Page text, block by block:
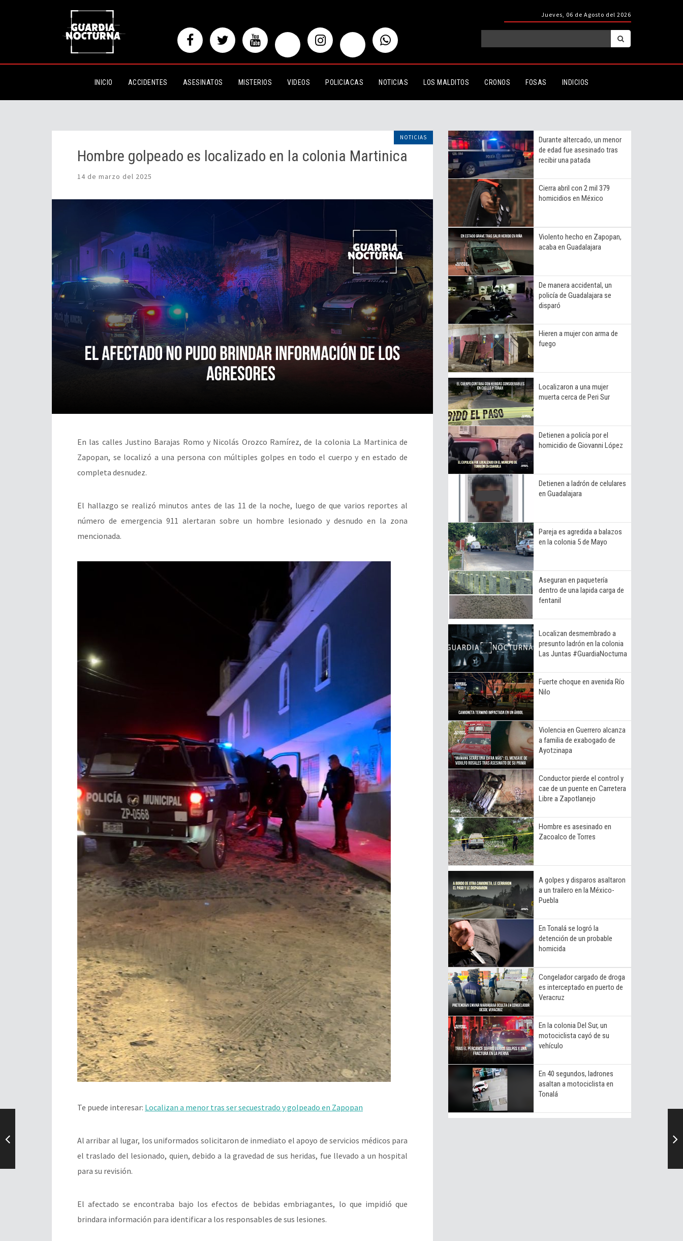
Jueves, 06 de Agosto del 2026
INICIO ACCIDENTES ASESINATOS MISTERIOS VIDEOS POLICIACAS NOTICIAS LOS MALDITOS CRONOS FOSAS INDICIOS
Hombre golpeado es localizado en la colonia Martinica
NOTICIAS
Hombre golpeado es localizado en la colonia Martinica
14 de marzo del 2025
En las calles Justino Barajas Romo y Nicolás Orozco Ramírez, de la colonia La Martinica de
Zapopan, se localizó a una persona con múltiples golpes en todo el cuerpo y en estado de
completa desnudez.
El hallazgo se realizó minutos antes de las 11 de la noche, luego de que varios reportes al
número de emergencia 911 alertaran sobre un hombre lesionado y desnudo en la zona
mencionada.
Te puede interesar: Localizan a menor tras ser secuestrado y golpeado en Zapopan
Al arribar al lugar, los uniformados solicitaron de inmediato el apoyo de servicios médicos para
el traslado del lesionado, quien, debido a la gravedad de sus heridas, fue llevado a un hospital
para su revisión.
El afectado se encontraba bajo los efectos de bebidas embriagantes, lo que impidió que
brindara información para identificar a los responsables de sus lesiones.
Durante altercado, un menor
de edad fue asesinado tras
recibir una patada
Cierra abril con 2 mil 379
homicidios en México
Violento hecho en Zapopan,
acaba en Guadalajara
De manera accidental, un
policía de Guadalajara se
disparó
Hieren a mujer con arma de
fuego
Localizaron a una mujer
muerta cerca de Peri Sur
Detienen a policía por el
homicidio de Giovanni López
Detienen a ladrón de celulares
en Guadalajara
Pareja es agredida a balazos
en la colonia 5 de Mayo
Aseguran en paquetería
dentro de una lapida carga de
fentanil
Localizan desmembrado a
presunto ladrón en la colonia
Las Juntas #GuardiaNocturna
Fuerte choque en avenida Río
Nilo
Violencia en Guerrero alcanza
a familia de exabogado de
Ayotzinapa
Conductor pierde el control y
cae de un puente en Carretera
Libre a Zapotlanejo
Hombre es asesinado en
Zacoalco de Torres
A golpes y disparos asaltaron
a un trailero en la México-
Puebla
En Tonalá se logró la
detención de un probable
homicida
Congelador cargado de droga
es interceptado en puerto de
Veracruz
En la colonia Del Sur, un
motociclista cayó de su
vehículo
En 40 segundos, ladrones
asaltan a motociclista en
Tonalá